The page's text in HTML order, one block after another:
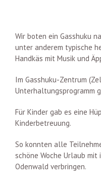
Wir boten ein Gasshuku
unter anderem typische
Handkäs mit Musik und
Im Gasshuku-Zentrum
Unterhaltungsprogramm
Für Kinder gab es eine
Kinderbetreuung.
So konnten alle
schöne Woche Urlaub mit
Odenwald verbringen.